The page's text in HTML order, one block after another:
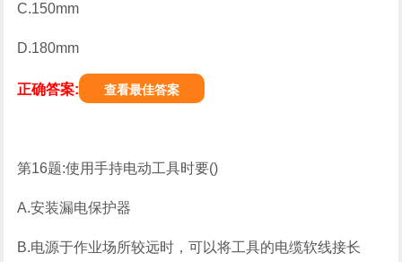
C.150mm
D.180mm
正确答案: 查看最佳答案
第16题:使用手持电动工具时要()
A.安装漏电保护器
B.电源于作业场所较远时，可以将工具的电缆软线接长